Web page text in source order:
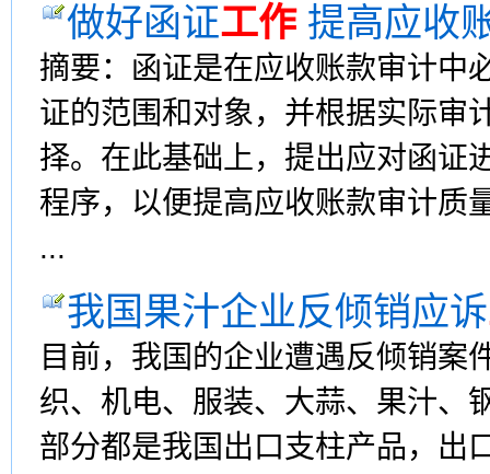
做好函证工作提高应收
摘要：函证是在应收账款审计中
证的范围和对象，并根据实际审
择。在此基础上，提出应对函证
程序，以便提高应收账款审计质
...
我国果汁企业反倾销应诉
目前，我国的企业遭遇反倾销案
织、机电、服装、大蒜、果汁、
部分都是我国出口支柱产品，出